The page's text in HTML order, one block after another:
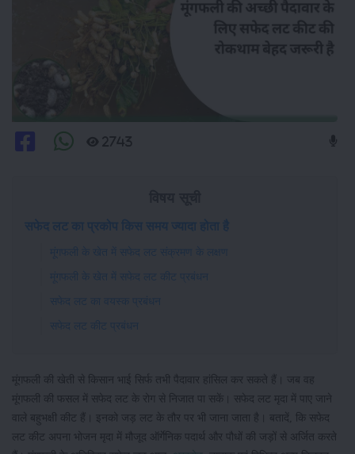
2743
सफेद लट का प्रकोप किस समय ज्यादा होता है
मूंगफली के खेत में सफेद लट संक्रमण के लक्षण
मूंगफली के खेत में सफेद लट कीट प्रबंधन
सफेद लट का वयस्क प्रबंधन
सफेद लट कीट प्रबंधन
मूंगफली की खेती से किसान भाई सिर्फ तभी पैदावार हांसिल कर सकते हैं। जब वह
मूंगफली की फसल में सफेद लट के रोग से निजात पा सकें। सफेद लट मृदा में पाए जाने
वाले बहुभक्षी कीट हैं। इनको जड़ लट के तौर पर भी जाना जाता है। बतादें, कि सफेद
लट कीट अपना भोजन मृदा में मौजूद ऑर्गेनिक पदार्थ और पौधों की जड़ों से अर्जित करते